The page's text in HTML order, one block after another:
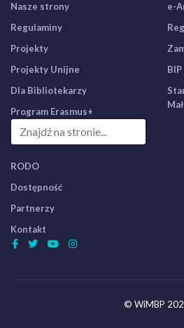
Nasze strony
Regulaminy
Projekty
Projekty Unijne
Dla Bibliotekarzy
Program Erasmus+
e-
BIP
RODO
Dostępność
Partnerzy
Kontakt
© WiMBP